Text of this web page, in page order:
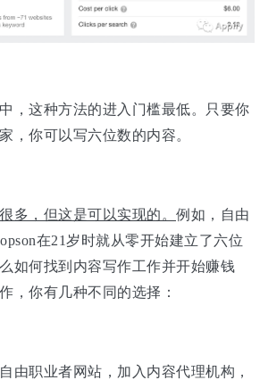
，这种方法的进入门槛最低。只要你
，你可以写六位数的内容。
多，但这是可以实现的。 例如，自由
在21岁时就从零开始建立了六位
如何找到内容写作工作并开始赚钱
，你有几种不同的选择：
由职业者网站，加入内容代理机构，